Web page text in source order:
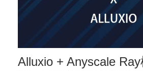
Alluxio + Anyscale